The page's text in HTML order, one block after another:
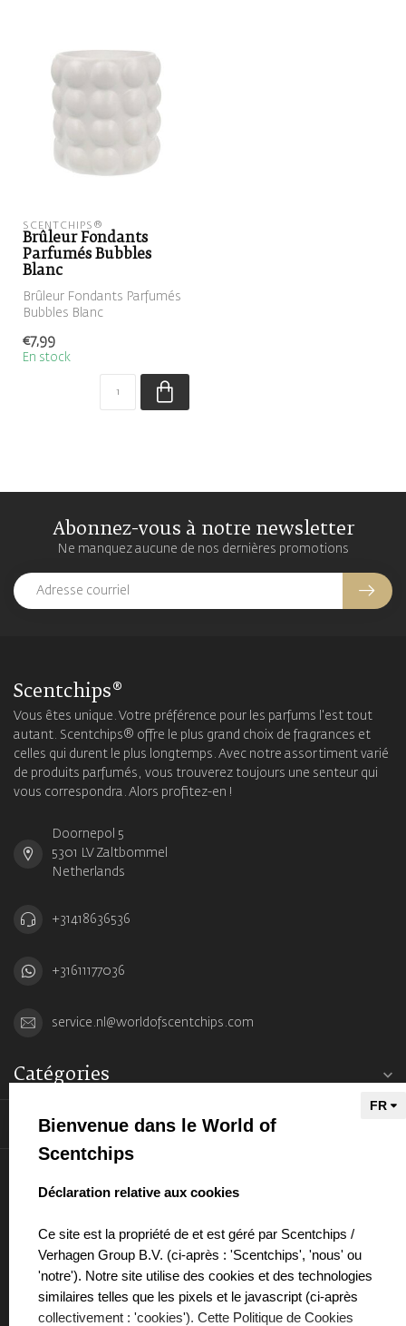
SCENTCHIPS®
Brûleur Fondants
Parfumés Bubbles
Blanc
Brûleur Fondants Parfumés
Bubbles Blanc
€7,99
En stock
Abonnez-vous à notre newsletter
Ne manquez aucune de nos dernières promotions
Scentchips®
Vous êtes unique. Votre préférence pour les parfums l'est tout
autant. Scentchips® offre le plus grand choix de fragrances et
celles qui durent le plus longtemps. Avec notre assortiment varié
de produits parfumés, vous trouverez toujours une senteur qui
vous correspondra. Alors profitez-en !
Doornepol 5
5301 LV Zaltbommel
Netherlands
+31418636536
+31611177036
service.nl@worldofscentchips.com
Catégories
Informations
Bienvenue dans le World of
Scentchips
select language
Déclaration relative aux cookies
Ce site est la propriété de et est géré par Scentchips /
Verhagen Group B.V. (ci-après : 'Scentchips', 'nous' ou
'notre'). Notre site utilise des cookies et des technologies
similaires telles que les pixels et le javascript (ci-après
collectivement : 'cookies'). Cette Politique de Cookies